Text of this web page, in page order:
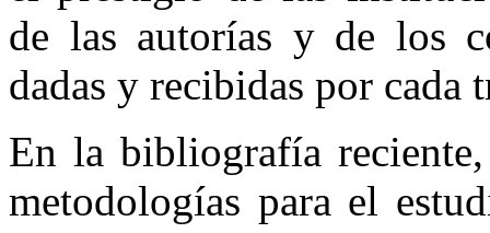
de las autorías y de los
dadas y recibidas por cada
En la bibliografía
metodologías para el